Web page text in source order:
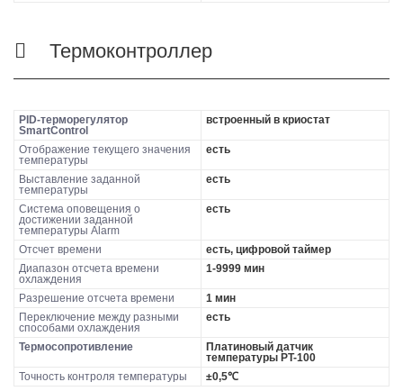
Термоконтроллер
PID-терморегулятор
SmartControl
встроенный в криостат
Отображение текущего значения
температуры
есть
Выставление заданной
температуры
есть
Система оповещения о
достижении заданной
температуры Alarm
есть
Отсчет времени
есть, цифровой таймер
Диапазон отсчета времени
охлаждения
1-9999 мин
Разрешение отсчета времени
1 мин
Переключение между разными
способами охлаждения
есть
Термосопротивление
Платиновый датчик
температуры PT-100
Точность контроля температуры
±0,5℃